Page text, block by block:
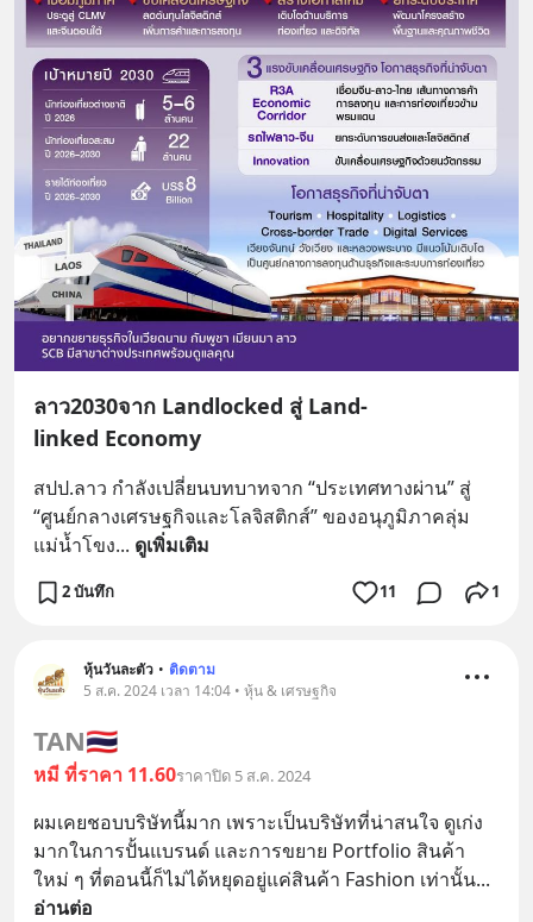
ลาว2030จาก Landlocked สู่ Land-
linked Economy
สปป.ลาว กำลังเปลี่ยนบทบาทจาก “ประเทศทางผ่าน” สู่
“ศูนย์กลางเศรษฐกิจและโลจิสติกส์” ของอนุภูมิภาคลุ่ม
แม่น้ำโขง... ดูเพิ่มเติม
2 บันทึก 11 1
หุ้นวันละตัว • ติดตาม
5 ส.ค. 2024 เวลา 14:04 • หุ้น & เศรษฐกิจ
TAN🇹🇭
หมี ที่ราคา 11.60ราคาปิด 5 ส.ค. 2024
ผมเคยชอบบริษัทนี้มาก เพราะเป็นบริษัทที่น่าสนใจ ดูเก่ง
มากในการปั้นแบรนด์ และการขยาย Portfolio สินค้า
ใหม่ ๆ ที่ตอนนี้ก็ไม่ได้หยุดอยู่แค่สินค้า Fashion เท่านั้น
อ่านต่อ